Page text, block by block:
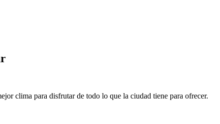
clima para disfrutar de todo lo que la ciudad tiene para ofrecer.